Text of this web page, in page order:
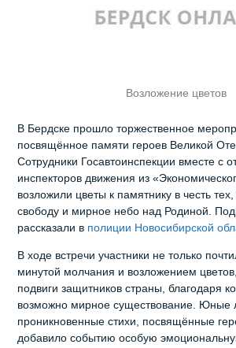
Возложение цветов
В Бердске прошло торжественное
посвящённое памяти героев Великой
Сотрудники Госавтоинспекции вместе с
инспекторов движения из
возложили цветы к памятнику в честь
свободу и мирное небо над Родиной.
рассказали в полиции Новосибирской
В ходе встречи участники не только
минутой молчания и возложением
подвиги защитников страны, благодаря
возможно мирное существование. Юные
проникновенные стихи, посвящённые
добавило событию особую